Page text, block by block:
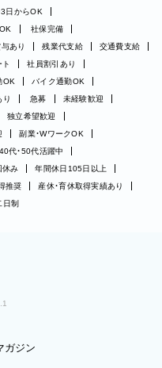
3日からOK
社保完備
あり 残業代支給
交通費支給
社員割引あり
OK
バイク通勤OK
り 急募
未経験歓迎
独立希望歓迎
副業・WワークOK
40代・50代活躍中
休み
年間休日105日以上
推奨
産休・育休取得実績あり
日制
ガジン